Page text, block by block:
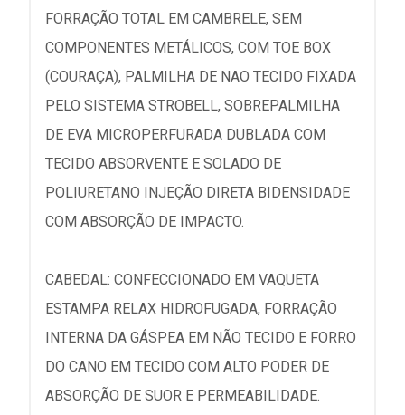
FORRAÇÃO TOTAL EM CAMBRELE, SEM
COMPONENTES METÁLICOS, COM TOE BOX
(COURAÇA), PALMILHA DE NAO TECIDO FIXADA
PELO SISTEMA STROBELL, SOBREPALMILHA
DE EVA MICROPERFURADA DUBLADA COM
TECIDO ABSORVENTE E SOLADO DE
POLIURETANO INJEÇÃO DIRETA BIDENSIDADE
COM ABSORÇÃO DE IMPACTO.
CABEDAL: CONFECCIONADO EM VAQUETA
ESTAMPA RELAX HIDROFUGADA, FORRAÇÃO
INTERNA DA GÁSPEA EM NÃO TECIDO E FORRO
DO CANO EM TECIDO COM ALTO PODER DE
ABSORÇÃO DE SUOR E PERMEABILIDADE.